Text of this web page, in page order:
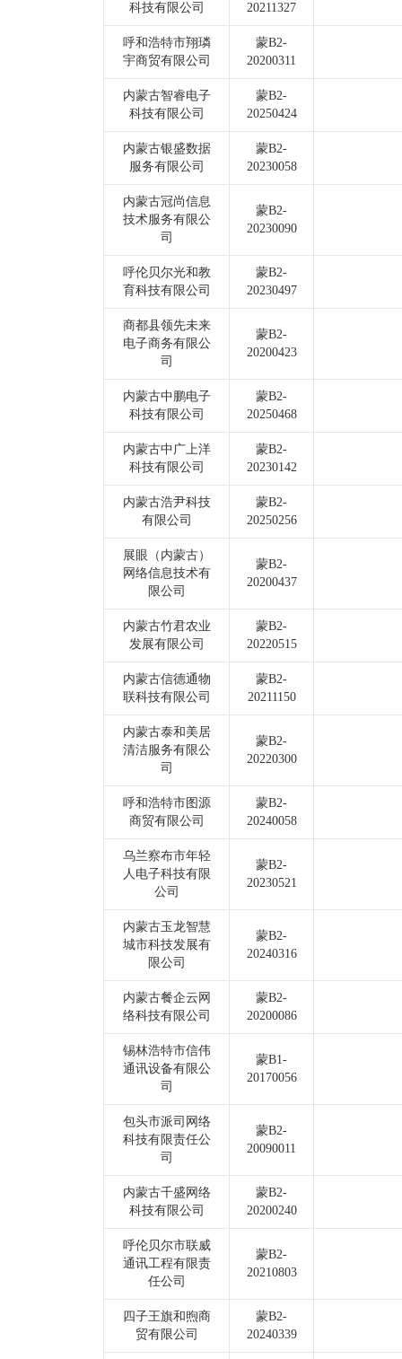
科技有限公司
20211327
呼和浩特市翔璘
宇商贸有限公司
蒙B2-
20200311
内蒙古智睿电子
科技有限公司
蒙B2-
20250424
内蒙古银盛数据
服务有限公司
蒙B2-
20230058
内蒙古冠尚信息
技术服务有限公
司
蒙B2-
20230090
呼伦贝尔光和教
育科技有限公司
蒙B2-
20230497
商都县领先未来
电子商务有限公
司
蒙B2-
20200423
内蒙古中鹏电子
科技有限公司
蒙B2-
20250468
内蒙古中广上洋
科技有限公司
蒙B2-
20230142
内蒙古浩尹科技
有限公司
蒙B2-
20250256
展眼（内蒙古）
网络信息技术有
限公司
蒙B2-
20200437
内蒙古竹君农业
发展有限公司
蒙B2-
20220515
内蒙古信德通物
联科技有限公司
蒙B2-
20211150
内蒙古泰和美居
清洁服务有限公
司
蒙B2-
20220300
呼和浩特市图源
商贸有限公司
蒙B2-
20240058
乌兰察布市年轻
人电子科技有限
公司
蒙B2-
20230521
内蒙古玉龙智慧
城市科技发展有
限公司
蒙B2-
20240316
内蒙古餐企云网
络科技有限公司
蒙B2-
20200086
锡林浩特市信伟
通讯设备有限公
司
蒙B1-
20170056
包头市派司网络
科技有限责任公
司
蒙B2-
20090011
内蒙古千盛网络
科技有限公司
蒙B2-
20200240
呼伦贝尔市联威
通讯工程有限责
任公司
蒙B2-
20210803
四子王旗和煦商
贸有限公司
蒙B2-
20240339